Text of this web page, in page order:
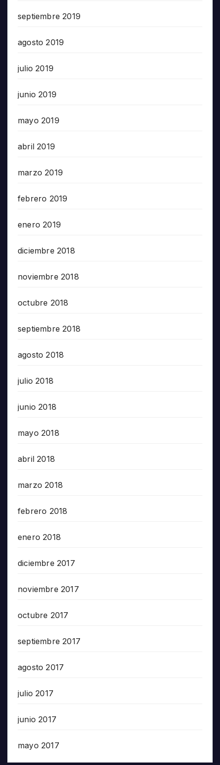
septiembre 2019
agosto 2019
julio 2019
junio 2019
mayo 2019
abril 2019
marzo 2019
febrero 2019
enero 2019
diciembre 2018
noviembre 2018
octubre 2018
septiembre 2018
agosto 2018
julio 2018
junio 2018
mayo 2018
abril 2018
marzo 2018
febrero 2018
enero 2018
diciembre 2017
noviembre 2017
octubre 2017
septiembre 2017
agosto 2017
julio 2017
junio 2017
mayo 2017